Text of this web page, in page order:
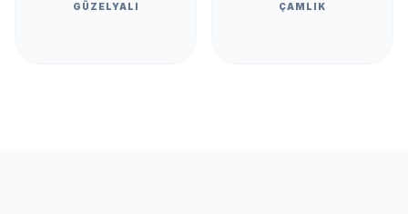
GÜZELYALI ÇAMLIK